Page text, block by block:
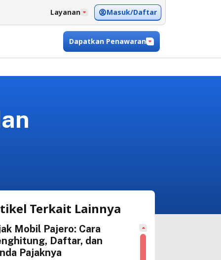
Layanan Masuk/Daftar
Dapatkan Penawaran
Terkait Lainnya
Mobil Pajero: Cara
Daftar, dan
Pajaknya